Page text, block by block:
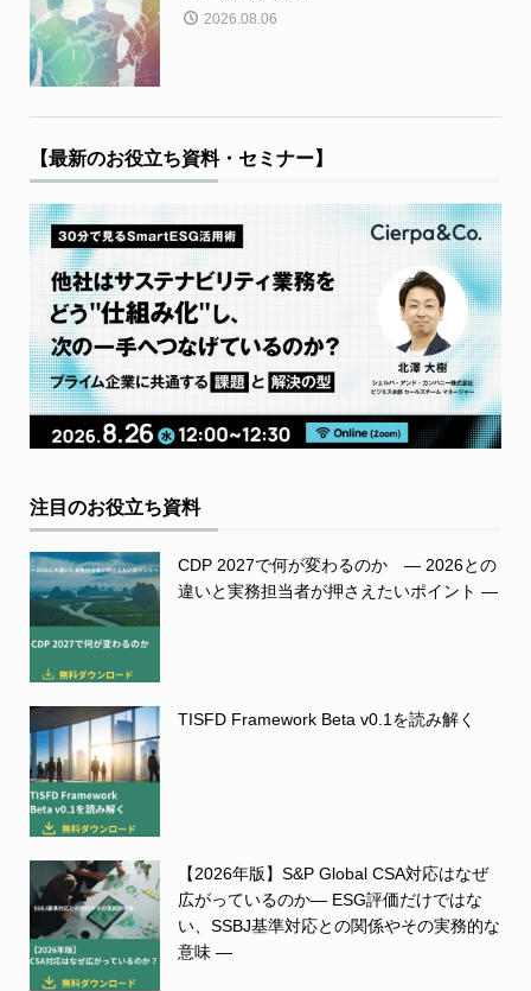
2026.08.06
【最新のお役立ち資料・セミナー】
注目のお役立ち資料
CDP 2027で何が変わるのか ― 2026との
違いと実務担当者が押さえたいポイント ―
TISFD Framework Beta v0.1を読み解く
【2026年版】S&P Global CSA対応はなぜ
広がっているのか― ESG評価だけではな
い、SSBJ基準対応との関係やその実務的な
意味 ―